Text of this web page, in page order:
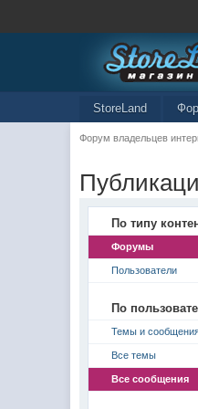
StoreLand
Форум владельцев
По типу
Форумы
Пользователи
По
Темы и
Все темы
Все сообщения